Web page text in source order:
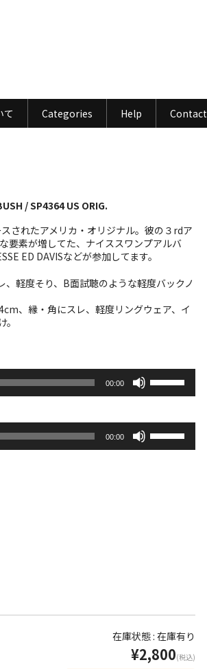
て Categories Help Contact
/ SP4364 US ORIG.
されたアメリカ・オリジナル。彼の３rdア
要素が増してた、ナイススワンプアルバ
ED DAVISなどが参加してます。
、軽度そり、B面試聴のような軽度バックノ
、縁・角にスレ、軽度リングウェア、イ
00:00
リ
調
節
だ
さ
い。
00:00
リ
使
っ
て
在庫状態 : 在庫有り
¥2,800(税込)